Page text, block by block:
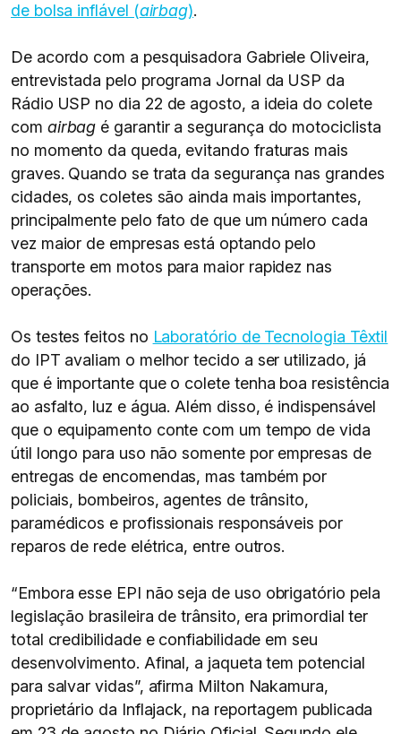
de bolsa inflável (airbag).
De acordo com a pesquisadora Gabriele Oliveira,
entrevistada pelo programa Jornal da USP da
Rádio USP no dia 22 de agosto, a ideia do colete
com airbag é garantir a segurança do motociclista
no momento da queda, evitando fraturas mais
graves. Quando se trata da segurança nas grandes
cidades, os coletes são ainda mais importantes,
principalmente pelo fato de que um número cada
vez maior de empresas está optando pelo
transporte em motos para maior rapidez nas
operações.
Os testes feitos no Laboratório de Tecnologia Têxtil
do IPT avaliam o melhor tecido a ser utilizado, já
que é importante que o colete tenha boa resistência
ao asfalto, luz e água. Além disso, é indispensável
que o equipamento conte com um tempo de vida
útil longo para uso não somente por empresas de
entregas de encomendas, mas também por
policiais, bombeiros, agentes de trânsito,
paramédicos e profissionais responsáveis por
reparos de rede elétrica, entre outros.
“Embora esse EPI não seja de uso obrigatório pela
legislação brasileira de trânsito, era primordial ter
total credibilidade e confiabilidade em seu
desenvolvimento. Afinal, a jaqueta tem potencial
para salvar vidas”, afirma Milton Nakamura,
proprietário da Inflajack, na reportagem publicada